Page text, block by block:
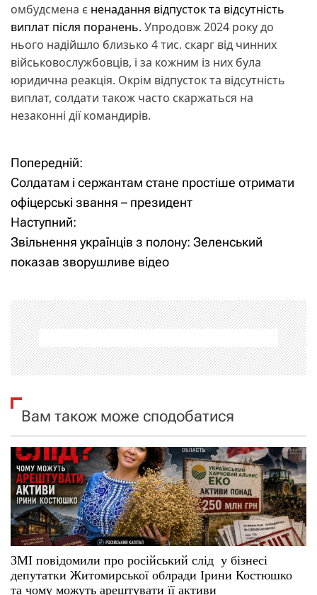
омбудсмена є ненадання відпусток та відсутність
виплат після поранень. Упродовж 2024 року до
нього надійшло близько 4 тис. скарг від чинних
військовослужбовців, і за кожним із них була
юридична реакція. Окрім відпусток та відсутність
виплат, солдати також часто скаржаться на
незаконні дії командирів.
Н
а
в
і
а
ц
і
я
з
а
п
и
с
Попередній:
Солдатам і сержантам стане простіше отримати
офіцерські звання – президент
Наступний:
Звільнення українців з полону: Зеленський
показав зворушливе відео
Вам також може сподобатися
ЗМІ повідомили про російський слід у бізнесі
депутатки Житомирської облради Ірини Костюшко
та чому можуть арештувати її активи